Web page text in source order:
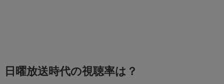
日曜放送時代の視聴率は？